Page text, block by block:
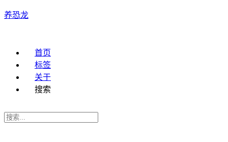
养恐龙
首页
标签
关于
搜索